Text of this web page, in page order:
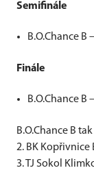
Semifinále
B.O.Chance B
Finále
B.O.Chance B
B.O.Chance B
2. BK Kopřivnice
3. TJ Sokol